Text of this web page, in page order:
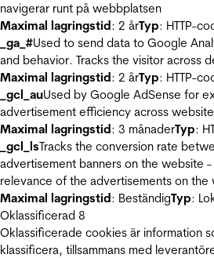
navigerar runt på webbplatsen
Maximal lagringstid: 2 årTyp: HTTP-
_ga_#Used to send data to Google
and behavior. Tracks the visitor across
Maximal lagringstid: 2 årTyp: HTTP-
_gcl_auUsed by Google AdSense for
advertisement efficiency across
Maximal lagringstid: 3 månaderTyp:
_gcl_lsTracks the conversion rate
advertisement banners on the website
relevance of the advertisements on the
Maximal lagringstid: BeständigTyp:
Oklassificerad 8
Oklassificerade cookies är information
klassificera, tillsammans med